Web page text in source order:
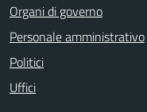
Organi di governo
Personale amministrativo
Politici
Uffici